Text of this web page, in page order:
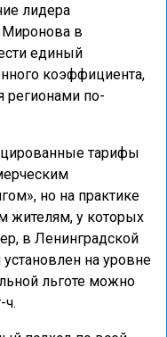
лидера
Миронова в
единый
коэффициента,
регионами по-
тарифы
но на практике
жителям, у которых
в Ленинградской
на уровне
льготе можно
ч.